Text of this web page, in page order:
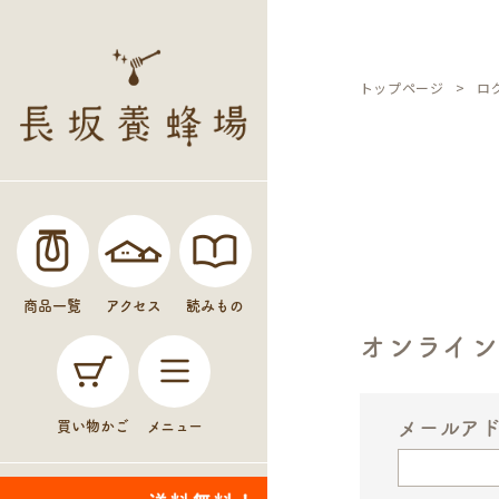
商品一覧 アクセス 読みもの
買い物かご メニュー
トップページ ロ
オンライ
メールア